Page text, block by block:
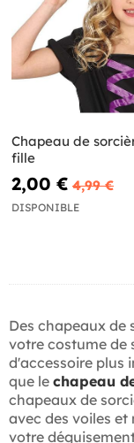
Chapeau de
fille
2,00 € 4,99 €
DISPONIBLE
Des chapeaux de
votre costume de
d'accessoire plus
que le chapeau
chapeaux de
avec des voiles et
votre